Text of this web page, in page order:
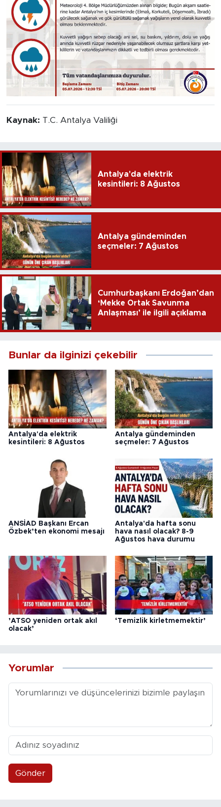
Kaynak: T.C. Antalya Valiliği
Antalya'da elektrik
kesintileri: 8 Ağustos
Antalya gündeminden
seçmeler: 7 Ağustos
Cumhurbaşkanı Erdoğan’dan
‘Mekke Ortak Savunma
Anlaşması’ ile ilgili açıklama
Bunlar da ilginizi çekebilir
Antalya'da elektrik
kesintileri: 8 Ağustos
Antalya gündeminden
seçmeler: 7 Ağustos
ANSİAD Başkanı Ercan
Özbek’ten ekonomi mesajı
Antalya'da hafta sonu
hava nasıl olacak? 8-9
Ağustos hava durumu
’ATSO yeniden ortak akıl
olacak’
‘Temizlik kirletmemektir’
Yorumlar
Gönder